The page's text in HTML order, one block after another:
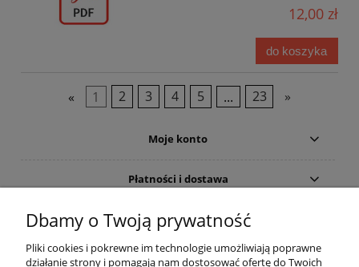
12,00 zł
do koszyka
« 1 2 3 4 5 ... 23 »
Moje konto
Płatności i dostawa
Informacje
Pomoc
Dbamy o Twoją prywatność
Pliki cookies i pokrewne im technologie umożliwiają poprawne
działanie strony i pomagają nam dostosować ofertę do Twoich